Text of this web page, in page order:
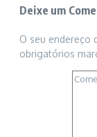
Deixe um
O seu endereço
obrigatórios